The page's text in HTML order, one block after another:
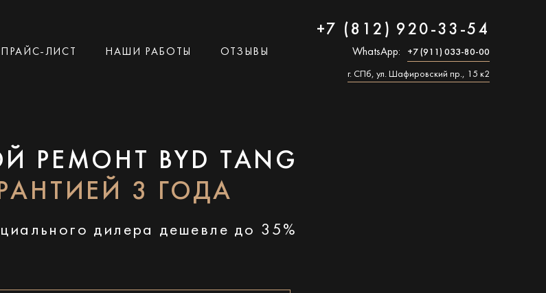
ПРАЙС-ЛИСТ НАШИ РАБОТЫ ОТЗЫВЫ
+7 (812) 920-33-54
WhatsApp: +7 (911) 033-80-00
г. СПб, ул. Шафировский пр., 15 к2
РЕМОНТ BYD TANG
3 ГОДА
дилера дешевле до 35%